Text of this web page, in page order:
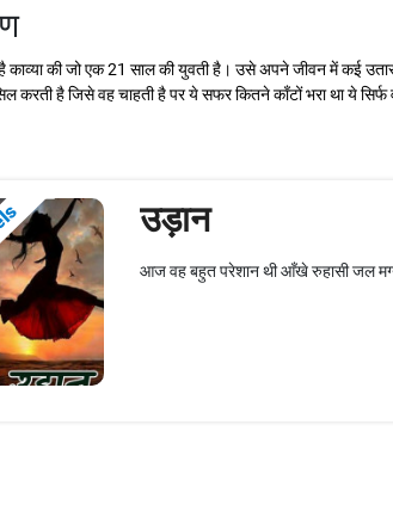
काव्या की जो एक 21 साल की युवती है। उसे अपने जीवन में कई
करती है जिसे वह चाहती है पर ये सफर कितने काँटों भरा था ये
उड़ान
आज वह बहुत परेशान थी आँखे रुहासी जल